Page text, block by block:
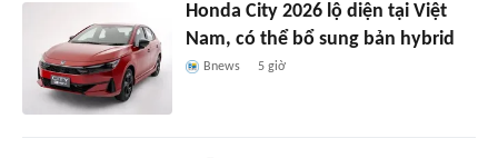
Honda City 2026 lộ diện tại Việt
Nam, có thể bổ sung bản hybrid
Bnews 5 giờ